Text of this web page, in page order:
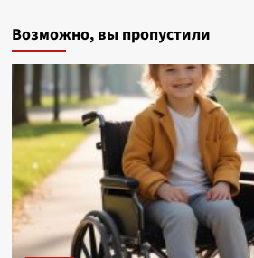
Возможно, вы пропустили